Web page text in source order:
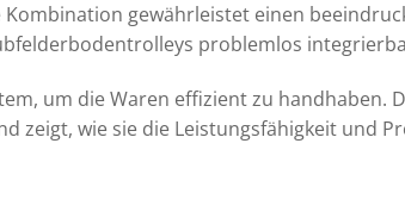
gewährleistet einen
problemlos
um die Waren effizient zu handhaben.
zeigt, wie sie die Leistungsfähigkeit und